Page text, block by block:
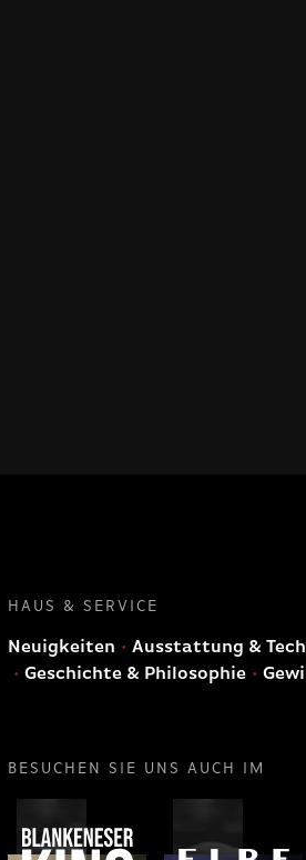
HAUS & SERVICE
Neuigkeiten Ausstattung &
Geschichte & Philosophie
BESUCHEN SIE UNS AUCH IM